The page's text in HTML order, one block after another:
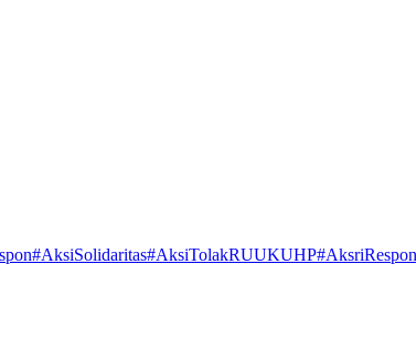
#AksiSolidaritas#AksiTolakRUUKUHP#AksriRespon